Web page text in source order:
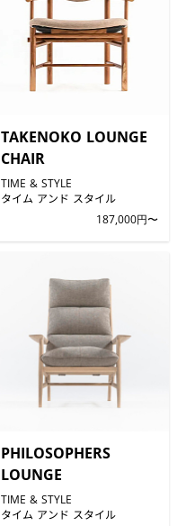
TAKENOKO LOUNGE
CHAIR
TIME & STYLE
タイム アンド スタイル
187,000円〜
PHILOSOPHERS
LOUNGE
TIME & STYLE
タイム アンド スタイル